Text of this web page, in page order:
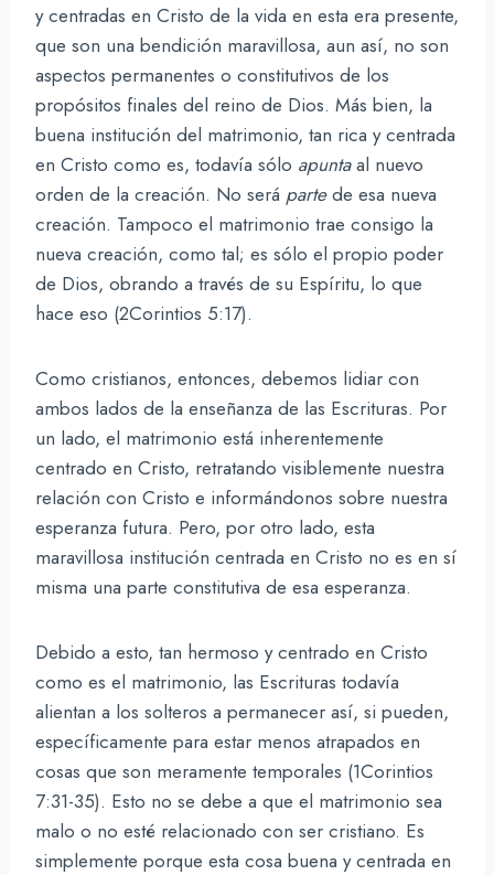
y centradas en Cristo de la vida en esta era presente,
que son una bendición maravillosa, aun así, no son
aspectos permanentes o constitutivos de los
propósitos finales del reino de Dios. Más bien, la
buena institución del matrimonio, tan rica y centrada
en Cristo como es, todavía sólo apuntaal nuevo
orden de la creación. No será partede esa nueva
creación. Tampoco el matrimonio trae consigo la
nueva creación, como tal; es sólo el propio poder
de Dios, obrando a través de su Espíritu, lo que
hace eso (2Corintios 5:17).
Como cristianos, entonces, debemos lidiar con
ambos lados de la enseñanza de las Escrituras. Por
un lado, el matrimonio está inherentemente
centrado en Cristo, retratando visiblemente nuestra
relación con Cristo e informándonos sobre nuestra
esperanza futura. Pero, por otro lado, esta
maravillosa institución centrada en Cristo no es en sí
misma una parte constitutiva de esa esperanza.
Debido a esto, tan hermoso y centrado en Cristo
como es el matrimonio, las Escrituras todavía
alientan a los solteros a permanecer así, si pueden,
específicamente para estar menos atrapados en
cosas que son meramente temporales (1Corintios
7:31-35). Esto no se debe a que el matrimonio sea
malo o no esté relacionado con ser cristiano. Es
simplemente porque esta cosa buena y centrada en